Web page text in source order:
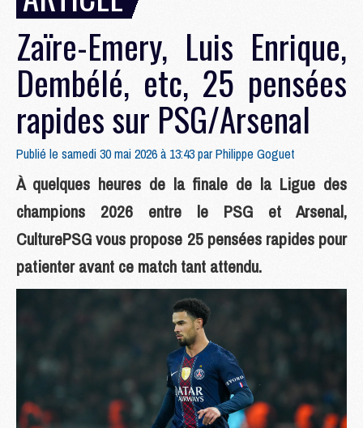
Zaïre-Emery, Luis Enrique,
Dembélé, etc, 25 pensées
rapides sur PSG/Arsenal
Publié le samedi 30 mai 2026 à 13:43 parPhilippe Goguet
À quelques heures de la finale de la Ligue des
champions 2026 entre le PSG et Arsenal,
CulturePSG vous propose 25 pensées rapides pour
patienter avant ce match tant attendu.